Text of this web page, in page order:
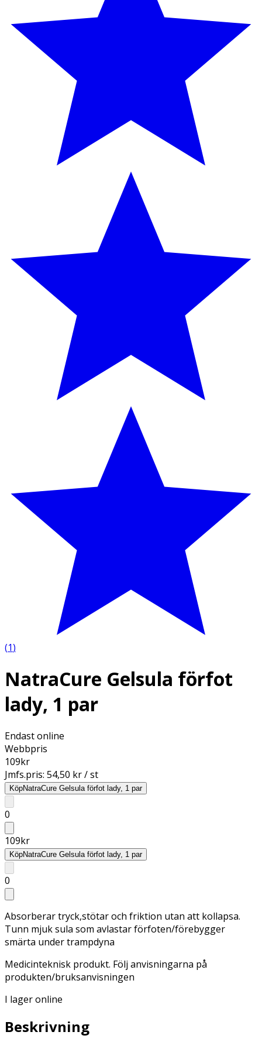
(1)
NatraCure Gelsula förfot
lady, 1 par
Endast online
Webbpris
109kr
Jmfs.pris: 54,50 kr / st
KöpNatraCure Gelsula förfot lady, 1 par
0
109kr
KöpNatraCure Gelsula förfot lady, 1 par
0
Absorberar tryck,stötar och friktion utan att kollapsa.
Tunn mjuk sula som avlastar förfoten/förebygger
smärta under trampdyna
Medicinteknisk produkt. Följ anvisningarna på
produkten/bruksanvisningen
I lager online
Beskrivning